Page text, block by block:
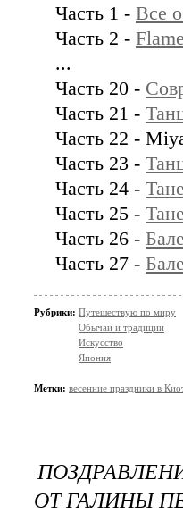
Часть 1 - Все
Часть 2 -
...
Часть 20 -
Часть 21 -
Часть 22 -
Часть 23 -
Часть 24 -
Часть 25 -
Часть 26 -
Часть 27 -
Рубрики: Путешествую по миру
Обычаи и традиции
Искусство
Япония
Метки: весенние праздники в
ОТ ГАЛИНЫ